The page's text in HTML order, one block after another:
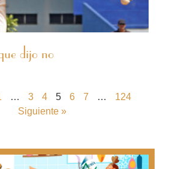
dijo no
… 3 4 5 6 7 …
124
Siguiente »